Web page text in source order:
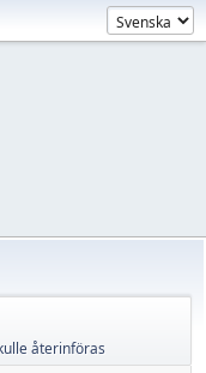
återinföras